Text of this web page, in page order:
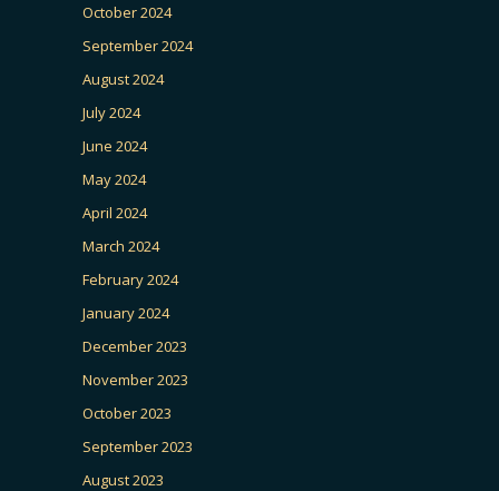
October 2024
September 2024
August 2024
July 2024
June 2024
May 2024
April 2024
March 2024
February 2024
January 2024
December 2023
November 2023
October 2023
September 2023
August 2023